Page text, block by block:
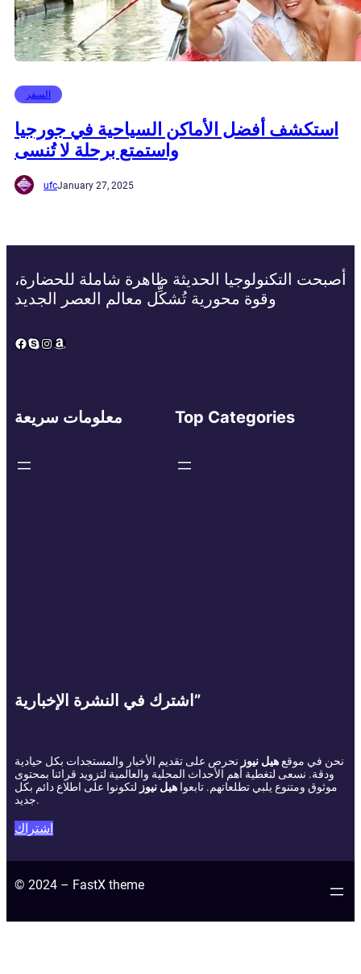
السفر
استكشف أفضل الأماكن السياحية في جورجيا
واستمتع برحلة لا تُنسى
ufcJanuary 27, 2025
أصبحت التكنولوجيا الحديثة ظاهرة شاملة للحضارة،
وقوة محورية تُشكِّل معالم العصر الجديد
Facebook
Skype
Instagram
Amazon
معلومات سريعة Top Categories
اشترك في النشرة الإخبارية”
نحن في موقعهيل نيوز نحرص على تقديم الأخبار والمستجدات بكل حيادية
ودقة. نسعى لتغطية أهم الأحداث المحلية والعالمية لتزويد قرائنا بمحتوى
موثوق ومتنوع يلبي تطلعاتهم. تابعوا هيل نيوز لتكونوا على اطلاع دائم بكل
جديد.
اشتراك
© 2024 – FastX theme